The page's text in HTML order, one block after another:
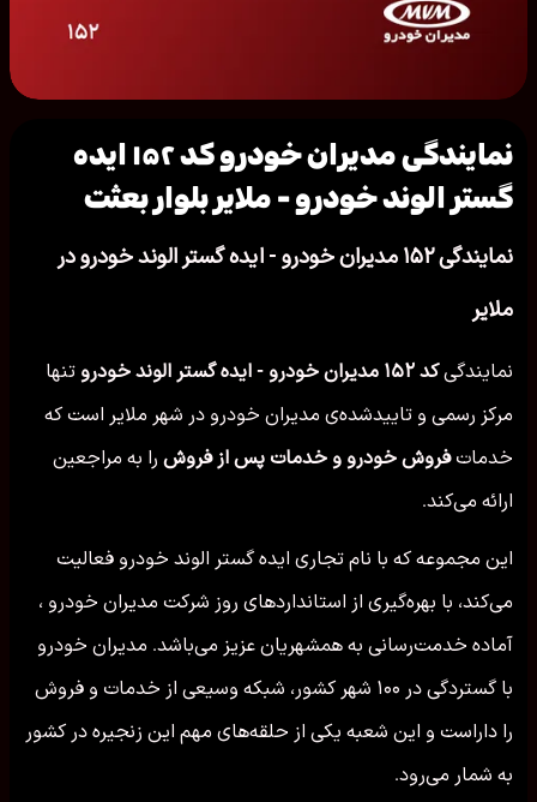
نمایندگی مدیران خودرو کد ۱۵۲ ایده
گستر الوند خودرو - ملایر بلوار بعثت
نمایندگی ۱۵۲ مدیران خودرو - ایده گستر الوند خودرو در
ملایر
نمایندگیکد ۱۵۲ مدیران خودرو - ایده گستر الوند خودرو
تنها
مرکز رسمی و تاییدشده‌ی مدیران خودرو در شهر ملایر است که
خدماتفروش خودرو و خدمات پس از فروش را به مراجعین
ارائه می‌کند.
این مجموعه که با نام تجاری ایده گستر الوند خودرو فعالیت
می‌کند، با بهره‌گیری از استانداردهای روز شرکت مدیران خودرو ،
آماده خدمت‌رسانی به همشهریان عزیز می‌باشد. مدیران خودرو
با گستردگی در ۱۰۰ شهر کشور، شبکه وسیعی از خدمات و فروش
را داراست و این شعبه یکی از حلقه‌های مهم این زنجیره در کشور
به شمار می‌رود.